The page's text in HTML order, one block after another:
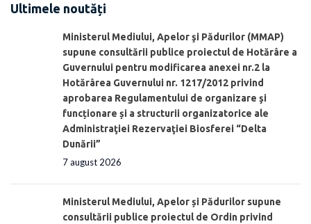
Ultimele noutăți
Ministerul Mediului, Apelor şi Pădurilor (MMAP)
supune consultării publice proiectul de Hotărâre a
Guvernului pentru modificarea anexei nr.2 la
Hotărârea Guvernului nr. 1217/2012 privind
aprobarea Regulamentului de organizare şi
funcționare și a structurii organizatorice ale
Administraţiei Rezervaţiei Biosferei “Delta
Dunării”
7 august 2026
Ministerul Mediului, Apelor și Pădurilor supune
consultării publice proiectul de Ordin privind